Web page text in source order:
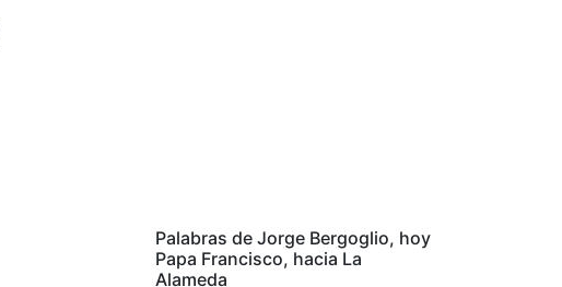
Palabras de Jorge Bergoglio, hoy
Papa Francisco, hacia La
Alameda